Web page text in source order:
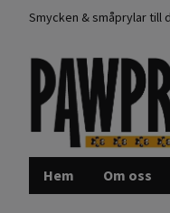
Smycken & småprylar till
Hem Om oss